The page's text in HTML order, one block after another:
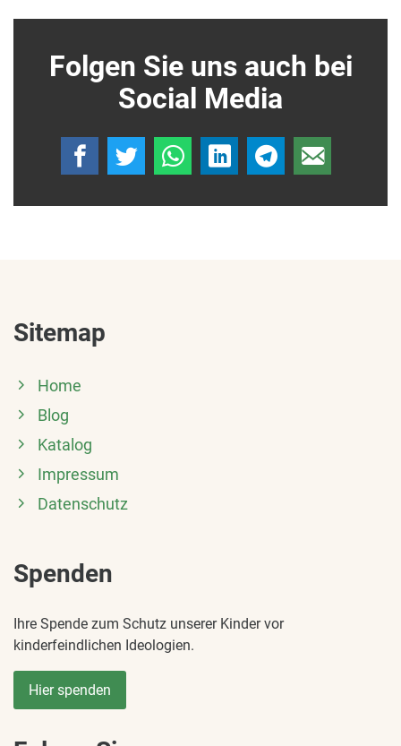
Folgen Sie uns auch bei
Social Media
Sitemap
Home
Blog
Katalog
Impressum
Datenschutz
Spenden
Ihre Spende zum Schutz unserer Kinder vor
kinderfeindlichen Ideologien.
Hier spenden